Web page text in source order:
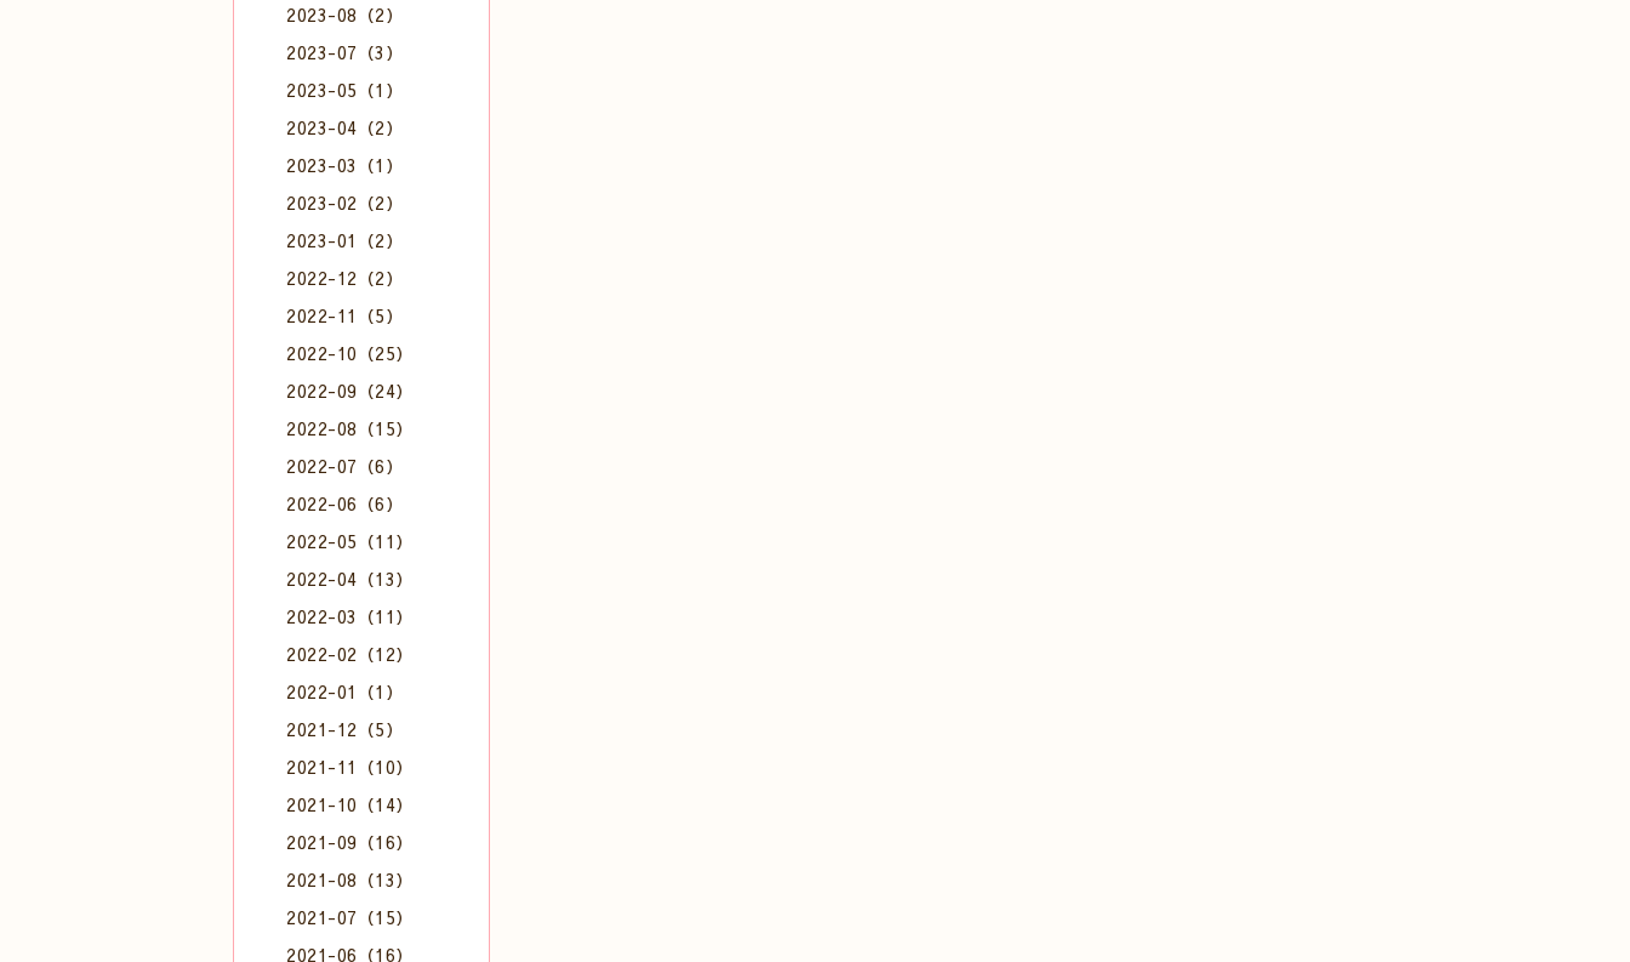
2023-08（2）
2023-07（3）
2023-05（1）
2023-04（2）
2023-03（1）
2023-02（2）
2023-01（2）
2022-12（2）
2022-11（5）
2022-10（25）
2022-09（24）
2022-08（15）
2022-07（6）
2022-06（6）
2022-05（11）
2022-04（13）
2022-03（11）
2022-02（12）
2022-01（1）
2021-12（5）
2021-11（10）
2021-10（14）
2021-09（16）
2021-08（13）
2021-07（15）
2021-06（16）